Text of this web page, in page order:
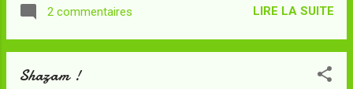
manoir... et bon nombre des habitants de la
étaient immenses et la curiosité, pour
l'amateur très peu éclairé de super-héros
sur pièces... Attention, la présente chronique
2 commentaires LIRE LA SUITE
Shazam !